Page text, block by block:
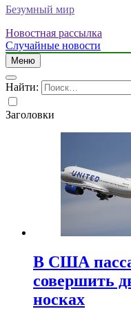
Безумный мир
Новостная рассылка
Случайные новости
Меню
Найти:
Заголовки
В США
совершить
носках